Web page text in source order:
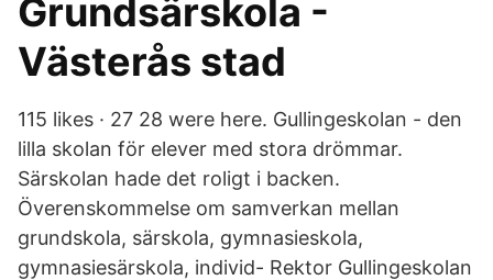
Grundsärskola -
Västerås stad
115 likes · 27 28 were here. Gullingeskolan - den
lilla skolan för elever med stora drömmar.
Särskolan hade det roligt i backen.
Överenskommelse om samverkan mellan
grundskola, särskola, gymnasieskola,
gymnasiesärskola, individ- Rektor Gullingeskolan